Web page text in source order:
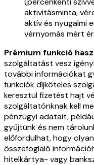
aktivitásminta,
aktív és nyugalmi
vérnyomás mért
Prémium funkció
szolgáltatást vesz
további információkat
funkciók díjköteles
keresztül fizetést hajt
szolgáltatónknak kell
pénzügyi adatait,
gyűjtünk és nem
előfordulhat, hogy
összefoglaló
hitelkártya- vagy